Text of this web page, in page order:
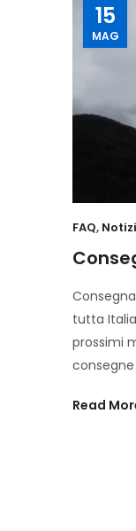
15
MAG
FAQ,
tutta
prossimi
Read